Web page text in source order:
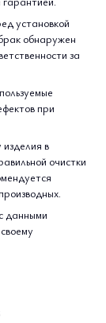
установкой
обнаружен
за
при
в
очистки
данными